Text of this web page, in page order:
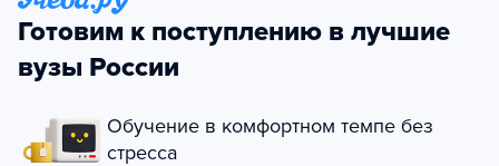
Готовим к поступлению в лучшие
вузы России
Обучение в комфортном темпе без
стресса